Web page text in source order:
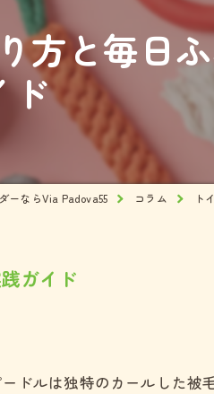
方と毎日
ド
ーならVia Padova55 コラム ト
ガイド
ドルは独特のカールした